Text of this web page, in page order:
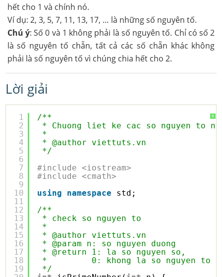
hết cho 1 và chính nó.
Ví dụ: 2, 3, 5, 7, 11, 13, 17, … là những số nguyên tố.
Chú ý: Số 0 và 1 không phải là số nguyên tố. Chỉ có số 2
là số nguyên tố chẵn, tất cả các số chẵn khác không
phải là số nguyên tố vì chúng chia hết cho 2.
Lời giải
?
1
2
3
4
5
6
7
8
9
10
11
12
13
14
15
16
17
18
19
/**
* Chuong liet ke cac so nguyen to
*
* @author viettuts.vn
*/
#include <iostream>
#include <cmath>
using
namespace
std;
/**
* check so nguyen to
*
* @author viettuts.vn
* @param n: so nguyen duong
* @return 1: la so nguyen so,
*         0: khong la so nguyen to
*/